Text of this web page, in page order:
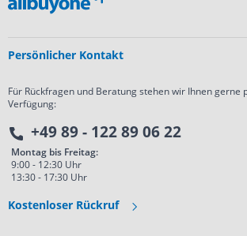
Persönlicher Kontakt
Für Rückfragen und Beratung stehen wir Ihnen gerne
Verfügung:
+49 89 - 122 89 06 22
Montag bis Freitag:
9:00 - 12:30 Uhr
13:30 - 17:30 Uhr
Kostenloser Rückruf